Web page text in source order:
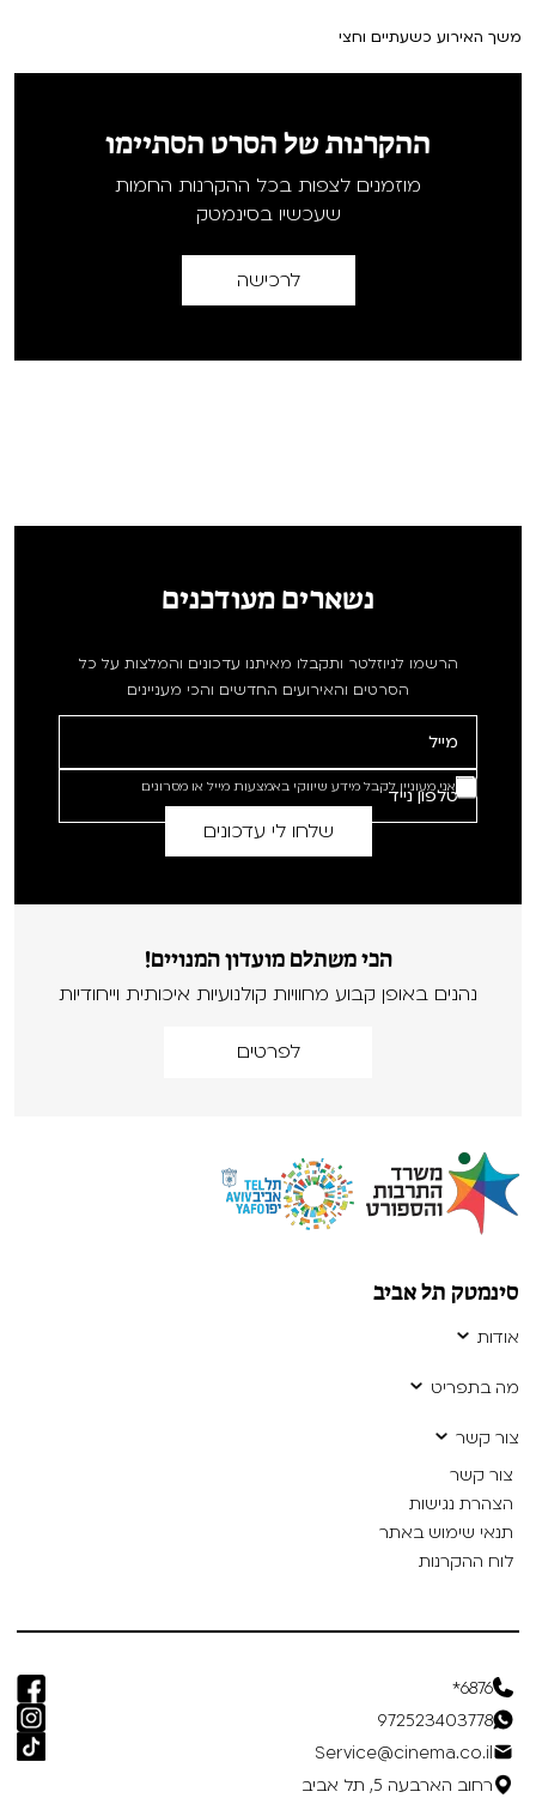
משך האירוע כשעתיים וחצי
ההקרנות של הסרט הסתיימו
מוזמנים לצפות בכל ההקרנות החמות
שעכשיו בסינמטק
לרכישה
נשארים מעודכנים
הרשמו לניוזלטר ותקבלו מאיתנו עדכונים והמלצות על כל
הסרטים והאירועים החדשים והכי מעניינים
אני מעוניין לקבל מידע שיווקי באמצעות מייל או מסרונים
הכי משתלם מועדון המנויים!
נהנים באופן קבוע מחוויות קולנועיות איכותית וייחודיות
לפרטים
סינמטק תל אביב
אודות
מה בתפריט
צור קשר
צור קשר
הצהרת נגישות
תנאי שימוש באתר
לוח ההקרנות
6876*
972523403778
Service@cinema.co.il
רחוב הארבעה 5, תל אביב